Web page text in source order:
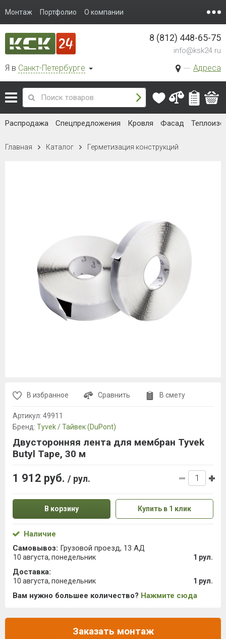
Монтаж Портфолио О компании
Я в Санкт-Петербурге Адреса
8 (812) 448-65-75
info@ksk24.ru
Распродажа Спецпредложения Кровля Фасад
Главная Каталог Герметизация конструкций
В избранное Сравнить В смету
Артикул: 49911
Бренд: Tyvek / Тайвек (DuPont)
Двусторонняя лента для мембран Tyvek
Butyl Tape, 30 м
1 912 руб. / рул.
В корзину Купить в 1 клик
Наличие
Самовывоз: Грузовой проезд, 13 АД
10 августа, понедельник 1 рул.
Доставка:
10 августа, понедельник 1 рул.
Вам нужно большее количество? Нажмите сюда
Заказать монтаж